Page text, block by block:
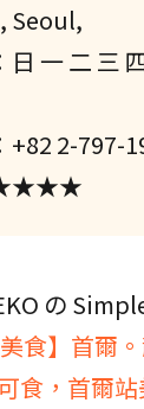
Seoul,
一 二 三
+82 2-797-
の
美食】首爾
食，首爾